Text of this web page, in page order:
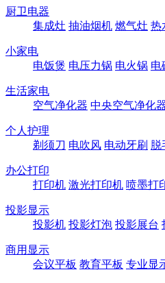
厨卫电器
集成灶 抽油烟机 燃气灶 热
小家电
电饭煲 电压力锅 电火锅 电
生活家电
空气净化器 中央空气净化
个人护理
剃须刀 电吹风 电动牙刷 脱
办公打印
打印机 激光打印机 喷墨打
投影显示
投影机 投影灯泡 投影展台
商用显示
会议平板 教育平板 专业显